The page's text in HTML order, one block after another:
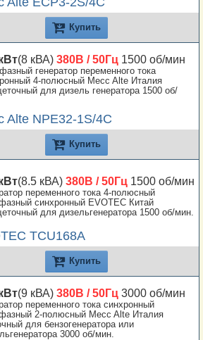
Купить
(8 кВА) 380В / 50Гц 1500 об/мин
генератор переменного тока
4-полюсный Mecc Alte Италия
для дизель генератора 1500 об/
Alte NPE32-1S/4C
Купить
(8.5 кВА) 380В / 50Гц 1500 об/мин
переменного тока 4-полюсный
синхронный EVOTEC Китай
для дизельгенератора 1500 об/мин.
TCU168A
Купить
(9 кВА) 380В / 50Гц 3000 об/мин
переменного тока синхронный
2-полюсный Mecc Alte Италия
для бензогенератора или
3000 об/мин.